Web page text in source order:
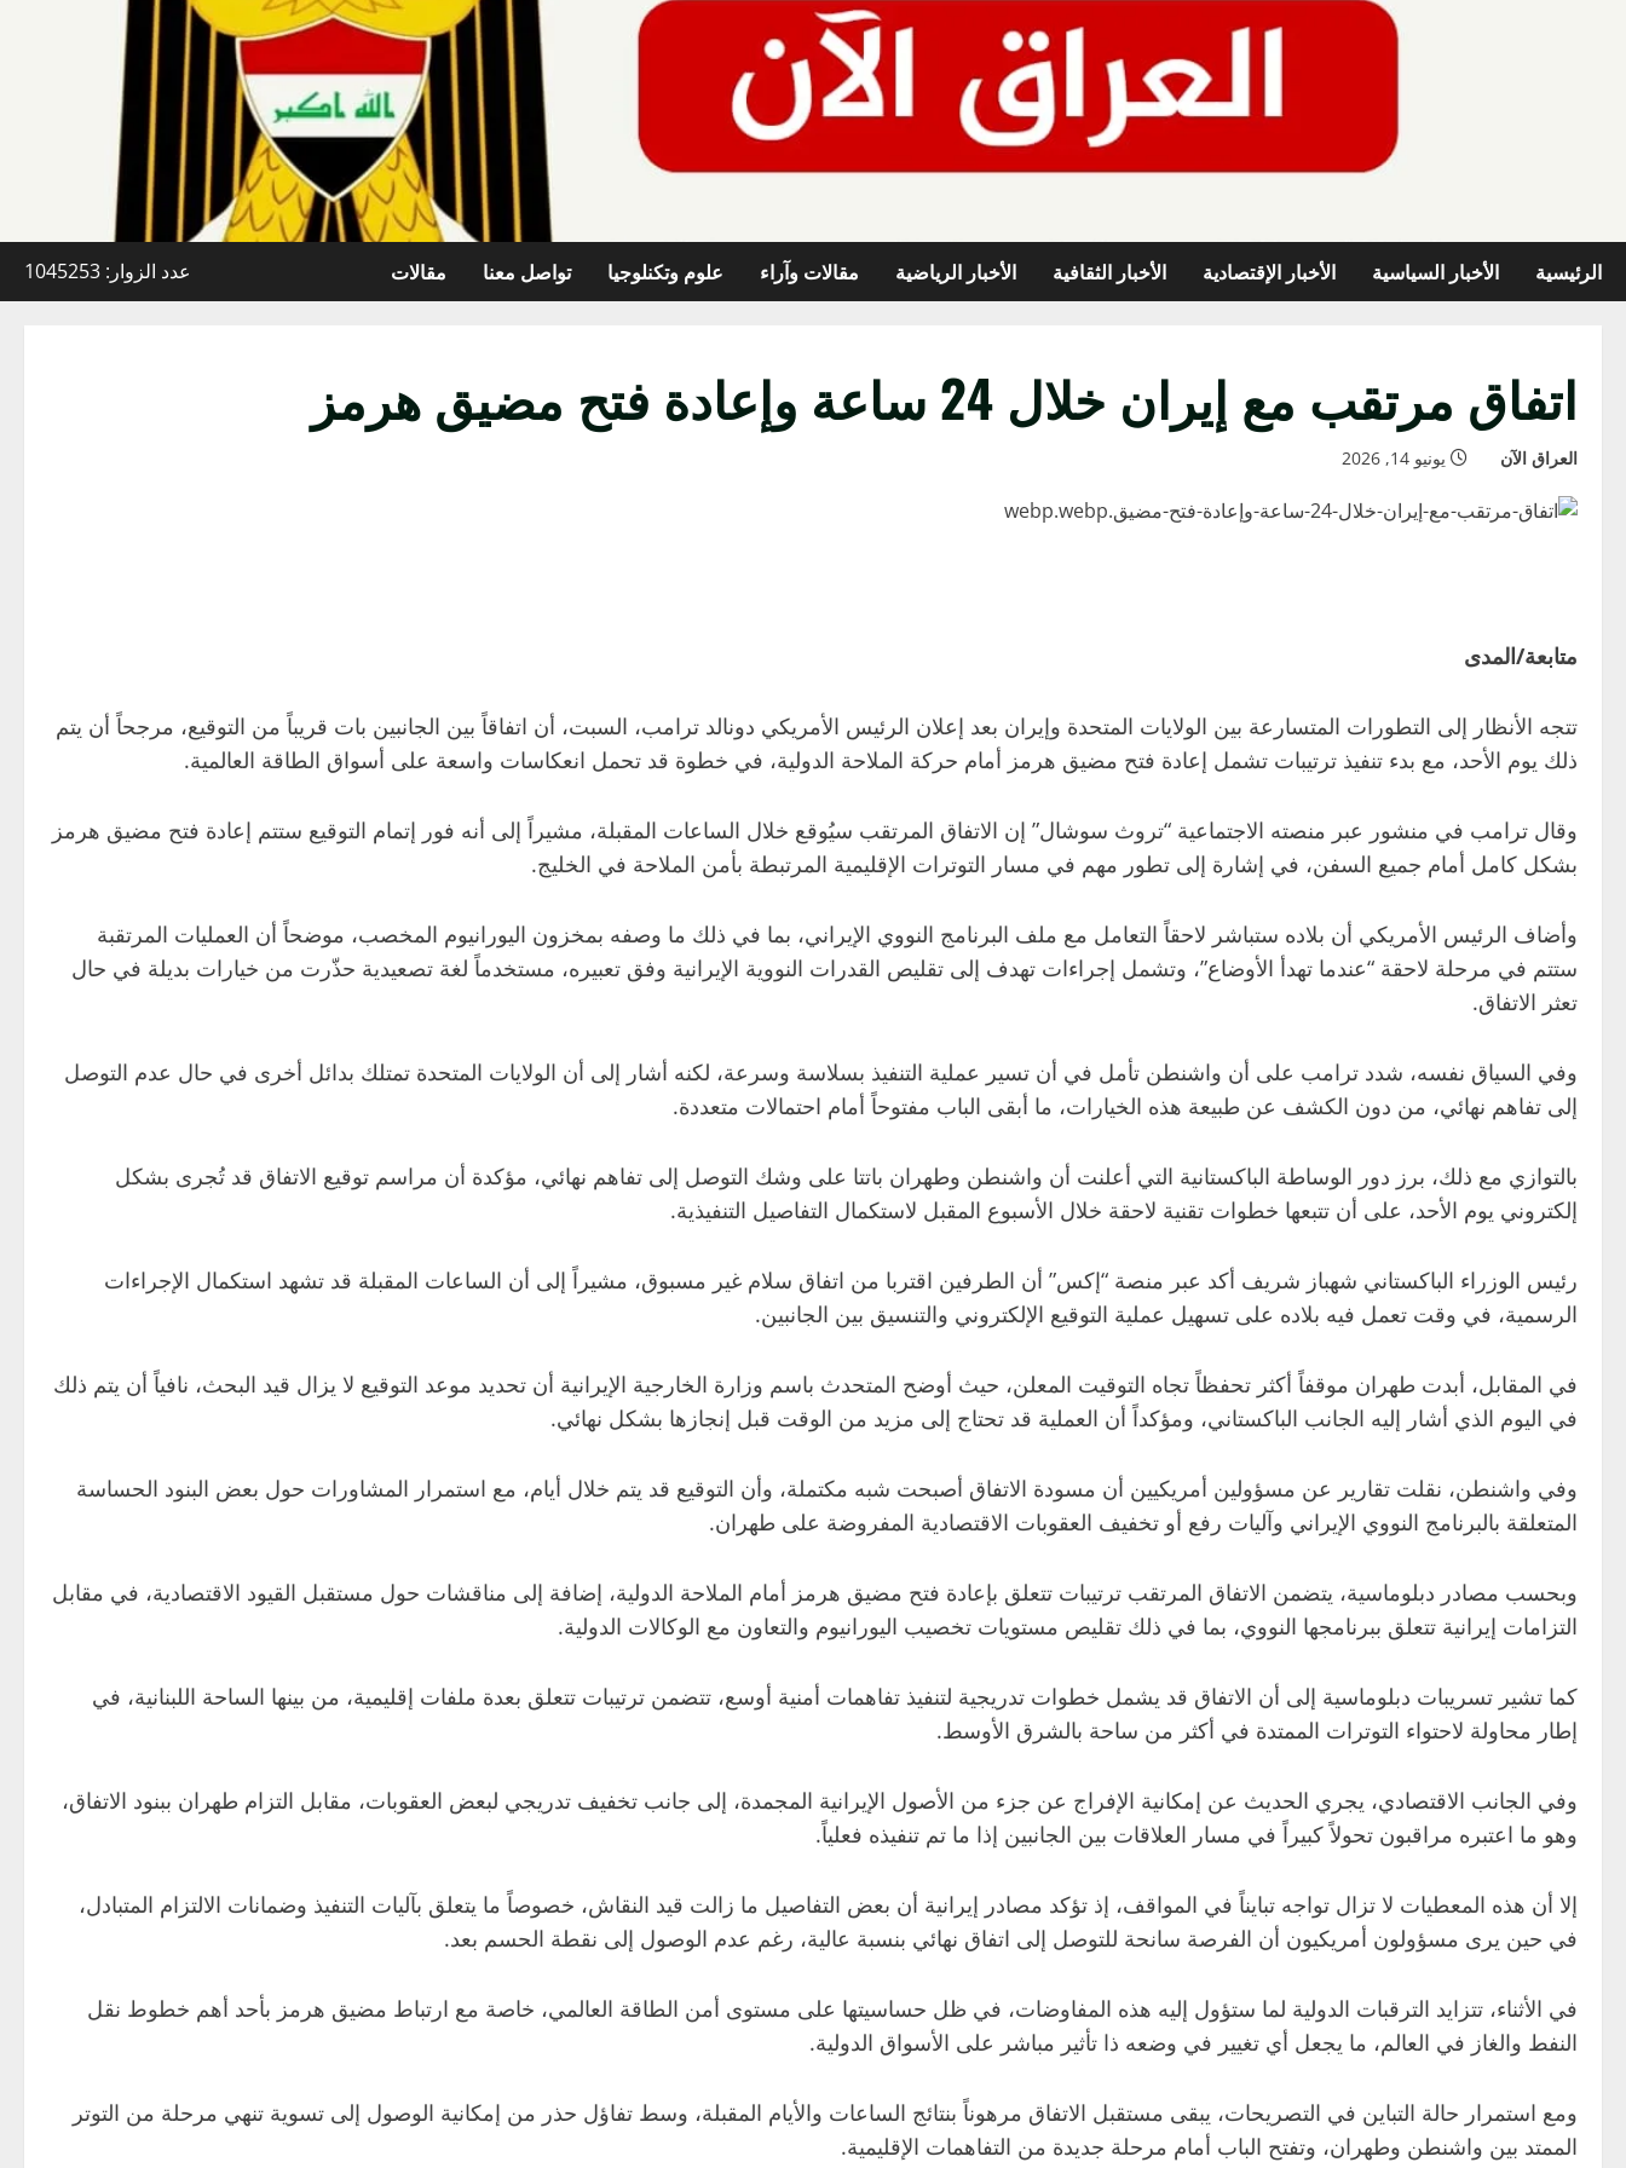
الرئيسية الأخبار السياسية الأخبار الإقتصادية الأخبار الثقافية الأخبار الرياضية مقالات وآراء علوم وتكنلوجيا تواصل معنا مقالات عدد الزوار: 1045253
اتفاق مرتقب مع إيران خلال 24 ساعة وإعادة فتح مضيق هرمز
العراق الآن يونيو 14, 2026
متابعة/المدى
تتجه الأنظار إلى التطورات المتسارعة بين الولايات المتحدة وإيران بعد إعلان الرئيس الأمريكي دونالد ترامب، السبت، أن اتفاقاً بين الجانبين بات قريباً من التوقيع، مرجحاً أن يتم
ذلك يوم الأحد، مع بدء تنفيذ ترتيبات تشمل إعادة فتح مضيق هرمز أمام حركة الملاحة الدولية، في خطوة قد تحمل انعكاسات واسعة على أسواق الطاقة العالمية.
وقال ترامب في منشور عبر منصته الاجتماعية “تروث سوشال” إن الاتفاق المرتقب سيُوقع خلال الساعات المقبلة، مشيراً إلى أنه فور إتمام التوقيع ستتم إعادة فتح مضيق هرمز
بشكل كامل أمام جميع السفن، في إشارة إلى تطور مهم في مسار التوترات الإقليمية المرتبطة بأمن الملاحة في الخليج.
وأضاف الرئيس الأمريكي أن بلاده ستباشر لاحقاً التعامل مع ملف البرنامج النووي الإيراني، بما في ذلك ما وصفه بمخزون اليورانيوم المخصب، موضحاً أن العمليات المرتقبة
ستتم في مرحلة لاحقة “عندما تهدأ الأوضاع”، وتشمل إجراءات تهدف إلى تقليص القدرات النووية الإيرانية وفق تعبيره، مستخدماً لغة تصعيدية حذّرت من خيارات بديلة في حال
تعثر الاتفاق.
وفي السياق نفسه، شدد ترامب على أن واشنطن تأمل في أن تسير عملية التنفيذ بسلاسة وسرعة، لكنه أشار إلى أن الولايات المتحدة تمتلك بدائل أخرى في حال عدم التوصل
إلى تفاهم نهائي، من دون الكشف عن طبيعة هذه الخيارات، ما أبقى الباب مفتوحاً أمام احتمالات متعددة.
بالتوازي مع ذلك، برز دور الوساطة الباكستانية التي أعلنت أن واشنطن وطهران باتتا على وشك التوصل إلى تفاهم نهائي، مؤكدة أن مراسم توقيع الاتفاق قد تُجرى بشكل
إلكتروني يوم الأحد، على أن تتبعها خطوات تقنية لاحقة خلال الأسبوع المقبل لاستكمال التفاصيل التنفيذية.
رئيس الوزراء الباكستاني شهباز شريف أكد عبر منصة “إكس” أن الطرفين اقتربا من اتفاق سلام غير مسبوق، مشيراً إلى أن الساعات المقبلة قد تشهد استكمال الإجراءات
الرسمية، في وقت تعمل فيه بلاده على تسهيل عملية التوقيع الإلكتروني والتنسيق بين الجانبين.
في المقابل، أبدت طهران موقفاً أكثر تحفظاً تجاه التوقيت المعلن، حيث أوضح المتحدث باسم وزارة الخارجية الإيرانية أن تحديد موعد التوقيع لا يزال قيد البحث، نافياً أن يتم ذلك
في اليوم الذي أشار إليه الجانب الباكستاني، ومؤكداً أن العملية قد تحتاج إلى مزيد من الوقت قبل إنجازها بشكل نهائي.
وفي واشنطن، نقلت تقارير عن مسؤولين أمريكيين أن مسودة الاتفاق أصبحت شبه مكتملة، وأن التوقيع قد يتم خلال أيام، مع استمرار المشاورات حول بعض البنود الحساسة
المتعلقة بالبرنامج النووي الإيراني وآليات رفع أو تخفيف العقوبات الاقتصادية المفروضة على طهران.
وبحسب مصادر دبلوماسية، يتضمن الاتفاق المرتقب ترتيبات تتعلق بإعادة فتح مضيق هرمز أمام الملاحة الدولية، إضافة إلى مناقشات حول مستقبل القيود الاقتصادية، في مقابل
التزامات إيرانية تتعلق ببرنامجها النووي، بما في ذلك تقليص مستويات تخصيب اليورانيوم والتعاون مع الوكالات الدولية.
كما تشير تسريبات دبلوماسية إلى أن الاتفاق قد يشمل خطوات تدريجية لتنفيذ تفاهمات أمنية أوسع، تتضمن ترتيبات تتعلق بعدة ملفات إقليمية، من بينها الساحة اللبنانية، في
إطار محاولة لاحتواء التوترات الممتدة في أكثر من ساحة بالشرق الأوسط.
وفي الجانب الاقتصادي، يجري الحديث عن إمكانية الإفراج عن جزء من الأصول الإيرانية المجمدة، إلى جانب تخفيف تدريجي لبعض العقوبات، مقابل التزام طهران ببنود الاتفاق،
وهو ما اعتبره مراقبون تحولاً كبيراً في مسار العلاقات بين الجانبين إذا ما تم تنفيذه فعلياً.
إلا أن هذه المعطيات لا تزال تواجه تبايناً في المواقف، إذ تؤكد مصادر إيرانية أن بعض التفاصيل ما زالت قيد النقاش، خصوصاً ما يتعلق بآليات التنفيذ وضمانات الالتزام المتبادل،
في حين يرى مسؤولون أمريكيون أن الفرصة سانحة للتوصل إلى اتفاق نهائي بنسبة عالية، رغم عدم الوصول إلى نقطة الحسم بعد.
في الأثناء، تتزايد الترقبات الدولية لما ستؤول إليه هذه المفاوضات، في ظل حساسيتها على مستوى أمن الطاقة العالمي، خاصة مع ارتباط مضيق هرمز بأحد أهم خطوط نقل
النفط والغاز في العالم، ما يجعل أي تغيير في وضعه ذا تأثير مباشر على الأسواق الدولية.
ومع استمرار حالة التباين في التصريحات، يبقى مستقبل الاتفاق مرهوناً بنتائج الساعات والأيام المقبلة، وسط تفاؤل حذر من إمكانية الوصول إلى تسوية تنهي مرحلة من التوتر
الممتد بين واشنطن وطهران، وتفتح الباب أمام مرحلة جديدة من التفاهمات الإقليمية.